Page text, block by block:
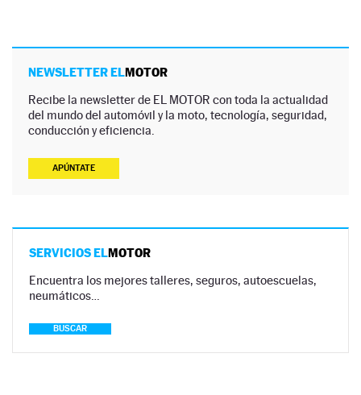
NEWSLETTER ELMOTOR
Recibe la newsletter de EL MOTOR con toda la actualidad
del mundo del automóvil y la moto, tecnología, seguridad,
conducción y eficiencia.
APÚNTATE
SERVICIOS ELMOTOR
Encuentra los mejores talleres, seguros, autoescuelas,
neumáticos…
BUSCAR